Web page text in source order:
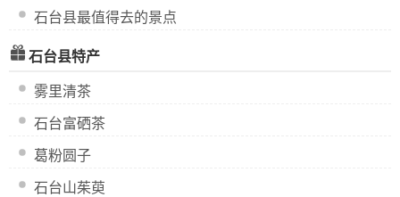
石台县最值得去的景点
石台县特产
雾里清茶
石台富硒茶
葛粉圆子
石台山茱萸